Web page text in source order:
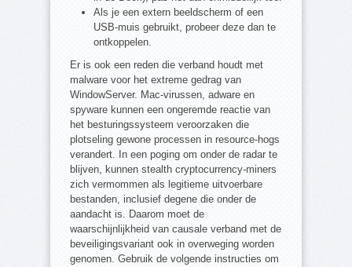
Als je een extern beeldscherm of een
USB-muis gebruikt, probeer deze dan te
ontkoppelen.
Er is ook een reden die verband houdt met
malware voor het extreme gedrag van
WindowServer. Mac-virussen, adware en
spyware kunnen een ongeremde reactie van
het besturingssysteem veroorzaken die
plotseling gewone processen in resource-hogs
verandert. In een poging om onder de radar te
blijven, kunnen stealth cryptocurrency-miners
zich vermommen als legitieme uitvoerbare
bestanden, inclusief degene die onder de
aandacht is. Daarom moet de
waarschijnlijkheid van causale verband met de
beveiligingsvariant ook in overweging worden
genomen. Gebruik de volgende instructies om